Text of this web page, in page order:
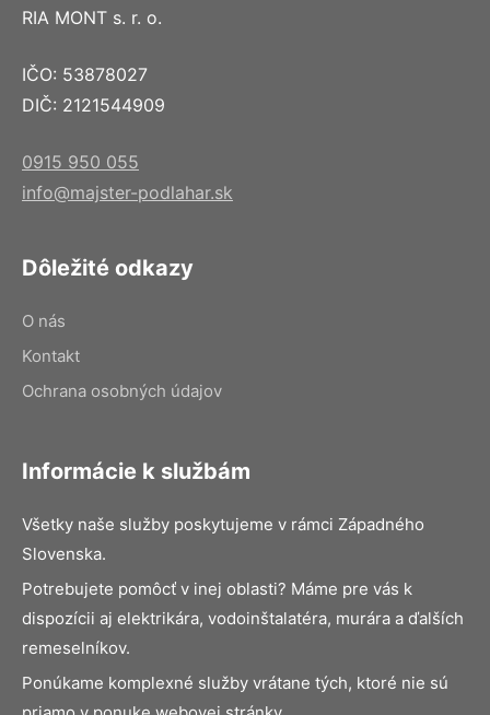
RIA MONT s. r. o.
IČO: 53878027
DIČ: 2121544909
0915 950 055
info@majster-podlahar.sk
Dôležité odkazy
O nás
Kontakt
Ochrana osobných údajov
Informácie k službám
Všetky naše služby poskytujeme v rámci Západného
Slovenska.
Potrebujete pomôcť v inej oblasti? Máme pre vás k
dispozícii aj elektrikára, vodoinštalatéra, murára a ďalších
remeselníkov.
Ponúkame komplexné služby vrátane tých, ktoré nie sú